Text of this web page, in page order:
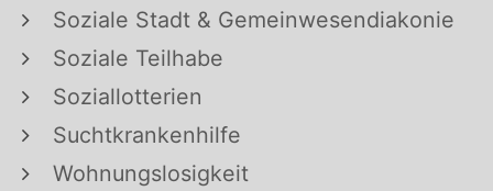
Soziale Stadt & Gemeinwesendiakonie
Soziale Teilhabe
Soziallotterien
Suchtkrankenhilfe
Wohnungslosigkeit